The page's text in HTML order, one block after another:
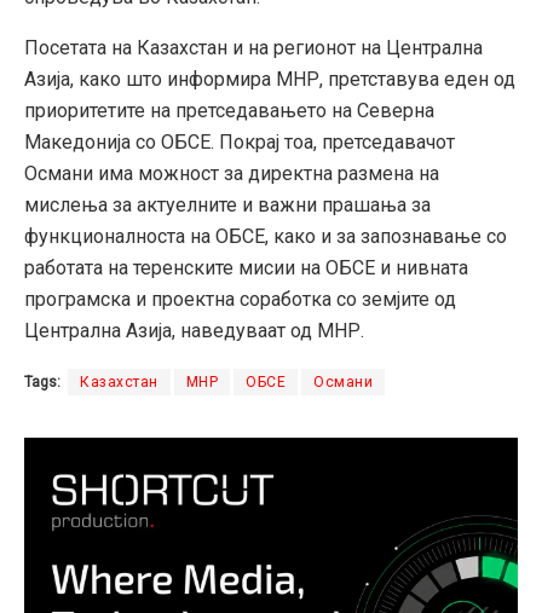
Посетата на Казахстан и на регионот на Централна
Азија, како што информира МНР, претставува еден од
приоритетите на претседавањето на Северна
Македонија со ОБСЕ. Покрај тоа, претседавачот
Османи има можност за директна размена на
мислења за актуелните и важни прашања за
функционалноста на ОБСЕ, како и за запознавање со
работата на теренските мисии на ОБСЕ и нивната
програмска и проектна соработка со земјите од
Централна Азија, наведуваат од МНР.
Tags: Казахстан МНР ОБСЕ Османи